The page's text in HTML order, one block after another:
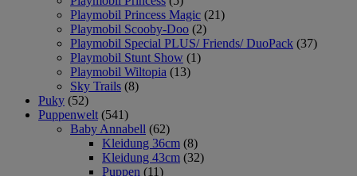
Playmobil Princess Magic (21)
Playmobil Scooby-Doo (2)
Playmobil Special PLUS/ Friends/ DuoPack (37)
Playmobil Stunt Show (1)
Playmobil Wiltopia (13)
Sky Trails (8)
Puky (52)
Puppenwelt (541)
Baby Annabell (62)
Kleidung 36cm (8)
Kleidung 43cm (32)
Puppen (11)